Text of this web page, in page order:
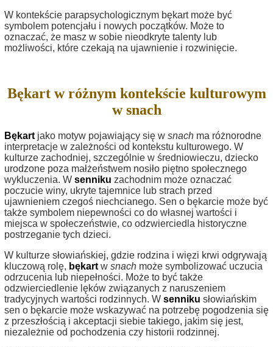
W kontekście parapsychologicznym bękart może być
symbolem potencjału i nowych początków. Może to
oznaczać, że masz w sobie nieodkryte talenty lub
możliwości, które czekają na ujawnienie i rozwinięcie.
Bękart w różnym kontekście kulturowym
w snach
Bękart jako motyw pojawiający się w snach ma różnorodne
interpretacje w zależności od kontekstu kulturowego. W
kulturze zachodniej, szczególnie w średniowieczu, dziecko
urodzone poza małżeństwem nosiło piętno społecznego
wykluczenia. W senniku zachodnim może oznaczać
poczucie winy, ukryte tajemnice lub strach przed
ujawnieniem czegoś niechcianego. Sen o bękarcie może być
także symbolem niepewności co do własnej wartości i
miejsca w społeczeństwie, co odzwierciedla historyczne
postrzeganie tych dzieci.
W kulturze słowiańskiej, gdzie rodzina i więzi krwi odgrywają
kluczową rolę, bękart w snach może symbolizować uczucia
odrzucenia lub niepełności. Może to być także
odzwierciedlenie lęków związanych z naruszeniem
tradycyjnych wartości rodzinnych. W senniku słowiańskim
sen o bękarcie może wskazywać na potrzebę pogodzenia się
z przeszłością i akceptacji siebie takiego, jakim się jest,
niezależnie od pochodzenia czy historii rodzinnej.